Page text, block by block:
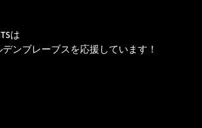
は
ンブレーブスを応援しています！